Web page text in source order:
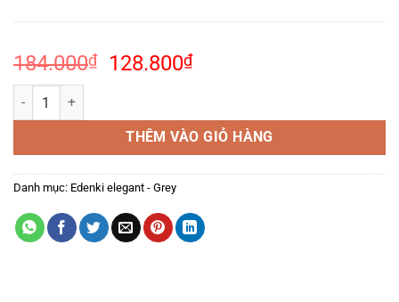
184.000₫
Giá
184.000₫.
128.800₫Giá
là:
128.800₫.
Bộ ổ cắm tivi đơn, màu xám EE-TV01-GR số lượng
THÊM VÀO GIỎ HÀNG
Danh mục: Edenki elegant - Grey